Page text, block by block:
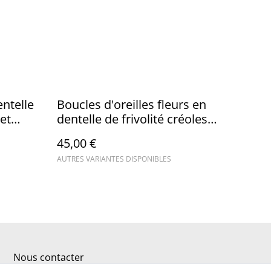
Boucles d'oreilles fleurs en
dentelle de frivolité créoles
45,00 €
AUTRES VARIANTES DISPONIBLES
Nous contacter